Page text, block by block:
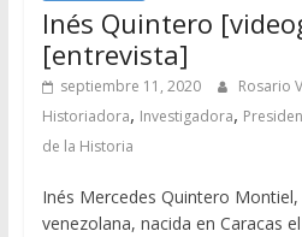
Inés Quintero
[entrevista]
septiembre 11, 2020 Rosario
Historiadora, Investigadora,
de la Historia
Inés Mercedes Quintero
venezolana, nacida en Caracas